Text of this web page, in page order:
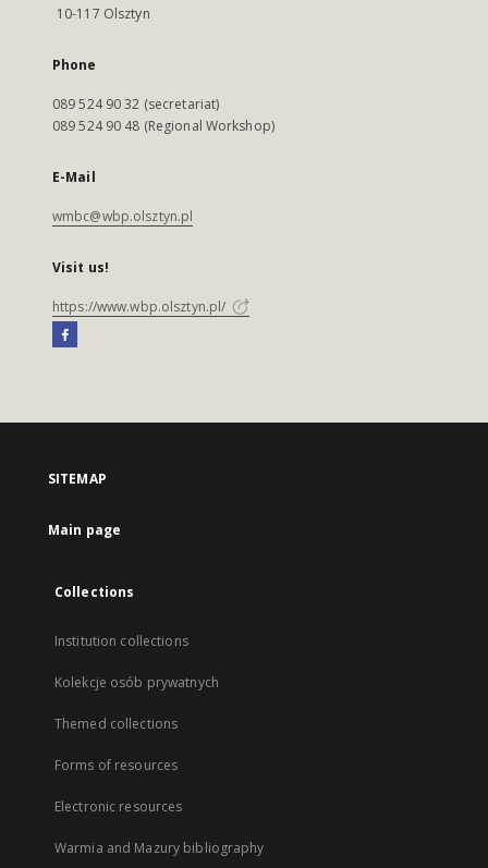
10-117 Olsztyn
Phone
089 524 90 32 (secretariat)
089 524 90 48 (Regional Workshop)
E-Mail
wmbc@wbp.olsztyn.pl
Visit us!
https://www.wbp.olsztyn.pl/
SITEMAP
Main page
Collections
Institution collections
Kolekcje osób prywatnych
Themed collections
Forms of resources
Electronic resources
Warmia and Mazury bibliography